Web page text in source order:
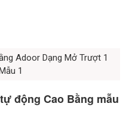
Adoor Dạng Mở Trượt 1
1
động Cao Bằng mẫu